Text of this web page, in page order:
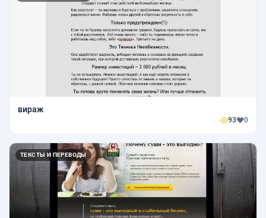
вираж
93 0
ТЕКСТЫ И ПЕРЕВОДЫ